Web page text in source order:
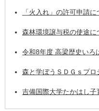
「火入れ」の許可申請に
森林環境譲与税の使途に
令和8年度 高梁歴史いろ
森と学ぼうＳＤＧｓプロ
吉備国際大学たかはし